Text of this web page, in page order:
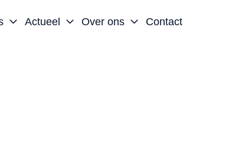
Actueel Over ons Contact